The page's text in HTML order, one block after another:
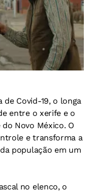
Covid-19, o longa
entre o xerife e o
Novo México. O
e transforma a
população em um
no elenco, o